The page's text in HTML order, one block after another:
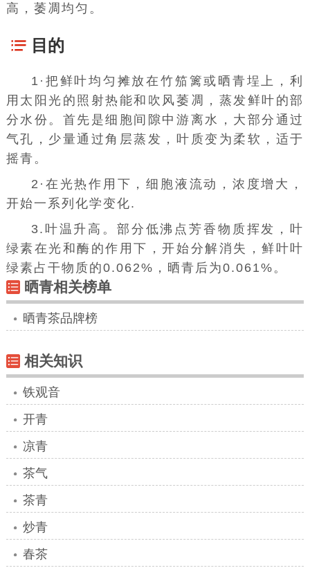
高，萎凋均匀。
目的
1·把鲜叶均匀摊放在竹笳篱或晒青埕上，利
用太阳光的照射热能和吹风萎凋，蒸发鲜叶的部
分水份。首先是细胞间隙中游离水，大部分通过
气孔，少量通过角层蒸发，叶质变为柔软，适于
摇青。
2·在光热作用下，细胞液流动，浓度增大，
开始一系列化学变化.
3.叶温升高。部分低沸点芳香物质挥发，叶
绿素在光和酶的作用下，开始分解消失，鲜叶叶
绿素占干物质的0.062%，晒青后为0.061%。
晒青相关榜单
晒青茶品牌榜
相关知识
铁观音
开青
凉青
茶气
茶青
炒青
春茶